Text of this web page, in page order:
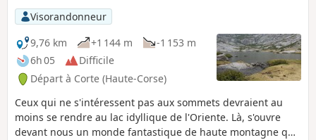
Visorandonneur
9,76 km
+1 144 m
-1 153 m
6h 05
Difficile
Départ à Corte (Haute-Corse)
Ceux qui ne s'intéressent pas aux sommets devraient au
moins se rendre au lac idyllique de l'Oriente. Là, s'ouvre
devant nous un monde fantastique de haute montagne qui